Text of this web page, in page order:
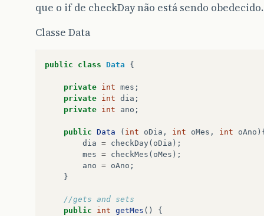
que o if de checkDay não está sendo
Classe Data
public class Data {
private int mes ;
private int dia ;
private int ano ;
public Data ( int oDia , int oMes , int oAno
dia = checkDay( oDia );
mes = checkMes ( oMes );
ano = oAno ;
}
//gets and sets
public
int getMes ()
{